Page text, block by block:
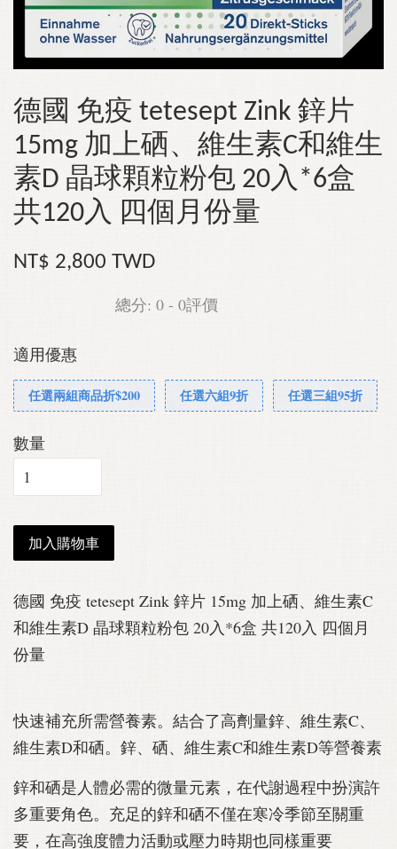
德國 免疫 tetesept Zink 鋅片
15mg 加上硒、維生素C和維生
素D 晶球顆粒粉包 20入*6盒
共120入 四個月份量
NT$ 2,800 TWD
總分: 0 - 0評價
適用優惠
任選兩組商品折$200 任選六組9折 任選三組95折
數量
加入購物車
德國 免疫 tetesept Zink 鋅片 15mg 加上硒、維生素C
和維生素D 晶球顆粒粉包 20入*6盒 共120入 四個月
份量
快速補充所需營養素。結合了高劑量鋅、維生素C、
維生素D和硒。鋅、硒、維生素C和維生素D等營養素
鋅和硒是人體必需的微量元素，在代謝過程中扮演許
多重要角色。充足的鋅和硒不僅在寒冷季節至關重
要，在高強度體力活動或壓力時期也同樣重要